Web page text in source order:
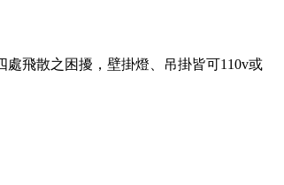
飛散之困擾，壁掛燈、吊掛皆可110v或